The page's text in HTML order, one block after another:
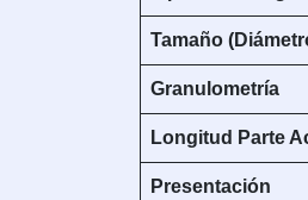
Tamaño
Granulometría
Longitud Parte
Presentación